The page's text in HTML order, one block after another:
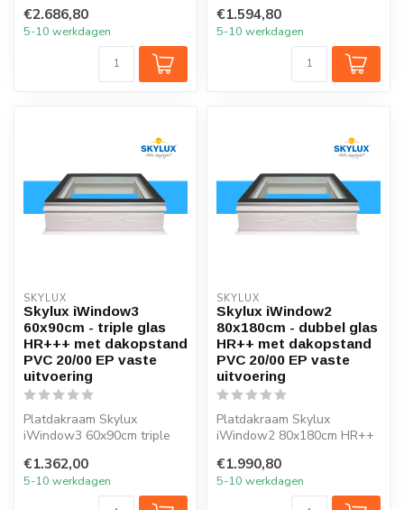
€2.686,80
5-10 werkdagen
€1.594,80
5-10 werkdagen
SKYLUX
Skylux iWindow3
60x90cm - triple glas
HR+++ met dakopstand
PVC 20/00 EP vaste
uitvoering
Platdakraam Skylux
iWindow3 60x90cm triple
€1.362,00
5-10 werkdagen
SKYLUX
Skylux iWindow2
80x180cm - dubbel glas
HR++ met dakopstand
PVC 20/00 EP vaste
uitvoering
Platdakraam Skylux
iWindow2 80x180cm HR++
€1.990,80
5-10 werkdagen